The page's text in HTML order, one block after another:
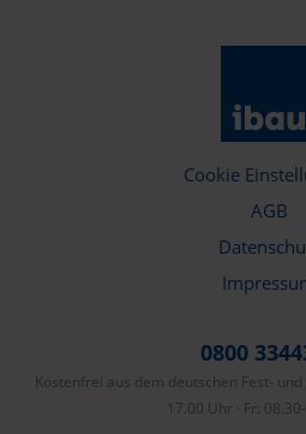
Stralsund
Cookie
AGB
0800
Kostenfrei aus dem deutschen Fest-
17.00 Uhr · Fr: